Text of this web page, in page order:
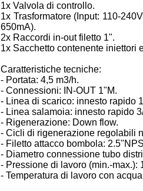
1x Valvola di controllo.
1x Trasformatore (Input: 110-
650mA).
2x Raccordi in-out filetto 1".
1x Sacchetto contenente iniettori
Caratteristiche tecniche:
- Portata: 4,5 m3/h.
- Connessioni: IN-OUT 1"M.
- Linea di scarico: innesto rapido
- Linea salamoia: innesto rapido
- Rigenerazione: Down flow.
- Cicli di rigenerazione regolabili
- Filetto attacco bombola:
- Diametro connessione tubo
- Pressione di lavoro (min.-max.):
- Temperatura di lavoro con